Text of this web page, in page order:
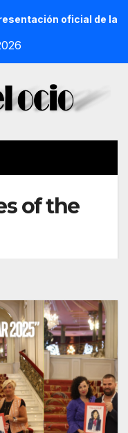
oficial de la
of the